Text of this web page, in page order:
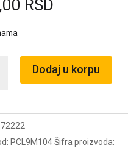
RSD
Dodaj u korpu
72222
PCL9M104 Šifra proizvoda: